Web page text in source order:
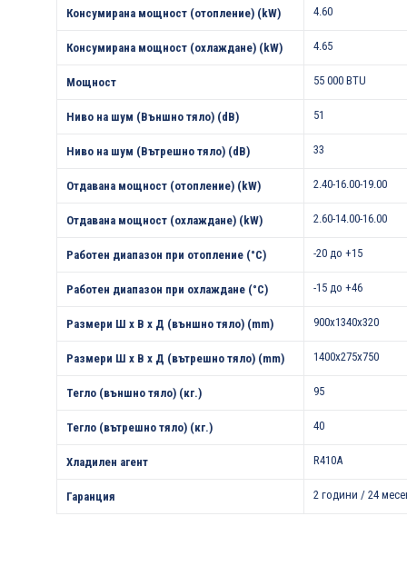
Консумирана мощност (отопление) (kW) 4.60
Консумирана мощност (охлаждане) (kW) 4.65
Мощност 55 000 BTU
Ниво на шум (Външно тяло) (dB) 51
Ниво на шум (Вътрешно тяло) (dB) 33
Отдавана мощност (отопление) (kW) 2.40-16.00-19.00
Отдавана мощност (охлаждане) (kW) 2.60-14.00-16.00
Работен диапазон при отопление (°С) -20 до +15
Работен диапазон при охлаждане (°С) -15 до +46
Размери Ш х В х Д (външно тяло) (mm) 900x1340x320
Размери Ш х В х Д (вътрешно тяло) (mm) 1400x275x750
Тегло (външно тяло) (кг.) 95
Тегло (вътрешно тяло) (кг.) 40
Хладилен агент R410A
Гаранция 2 години / 24